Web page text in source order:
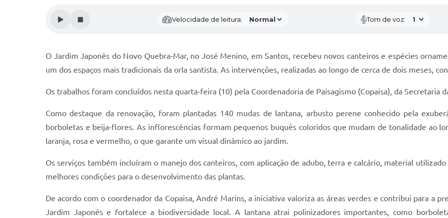
Velocidade de leitura: Tom de voz:
O Jardim Japonês do Novo Quebra-Mar, no José Menino, em Santos, recebeu novos canteiros e espécies
um dos espaços mais tradicionais da orla santista. As intervenções, realizadas ao longo de cerca de dois meses,
Os trabalhos foram concluídos nesta quarta-feira (10) pela Coordenadoria de Paisagismo (Copaisa), da Secretaria
Como destaque da renovação, foram plantadas 140 mudas de lantana, arbusto perene conhecido pela
borboletas e beija-flores. As inflorescências formam pequenos buquês coloridos que mudam de tonalidade ao
laranja, rosa e vermelho, o que garante um visual dinâmico ao jardim.
Os serviços também incluíram o manejo dos canteiros, com aplicação de adubo, terra e calcário, material
melhores condições para o desenvolvimento das plantas.
De acordo com o coordenador da Copaisa, André Marins, a iniciativa valoriza as áreas verdes e contribui para a
Jardim Japonês e fortalece a biodiversidade local. A lantana atrai polinizadores importantes, como